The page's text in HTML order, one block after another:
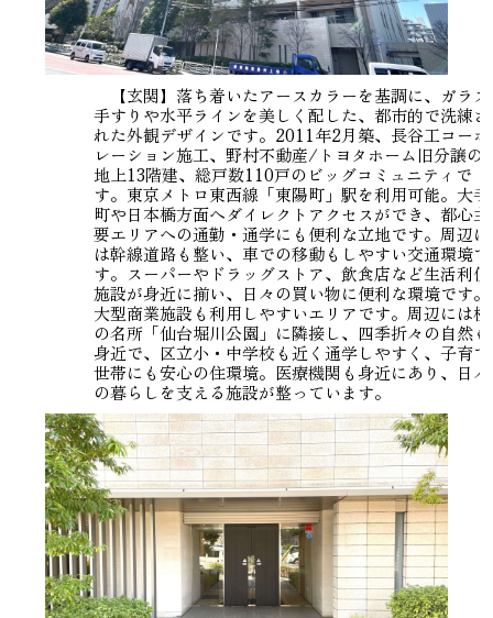
【玄関】落ち着いたアースカラーを基調に、ガラス
手すりや水平ラインを美しく配した、都市的で洗練さ
れた外観デザインです。2011年2月築、長谷工コーポ
レーション施工、野村不動産/トヨタホーム旧分譲の
地上13階建、総戸数110戸のビッグコミュニティで
す。東京メトロ東西線「東陽町」駅を利用可能。大手
町や日本橋方面へダイレクトアクセスができ、都心主
要エリアへの通勤・通学にも便利な立地です。周辺に
は幹線道路も整い、車での移動もしやすい交通環境で
す。スーパーやドラッグストア、飲食店など生活利便
施設が身近に揃い、日々の買い物に便利な環境です。
大型商業施設も利用しやすいエリアです。周辺には桜
の名所「仙台堀川公園」に隣接し、四季折々の自然も
身近で、区立小・中学校も近く通学しやすく、子育て
世帯にも安心の住環境。医療機関も身近にあり、日々
の暮らしを支える施設が整っています。